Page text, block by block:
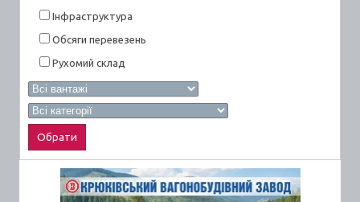
Інфраструктура
Обсяги перевезень
Рухомий склад